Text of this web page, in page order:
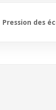
Pression des